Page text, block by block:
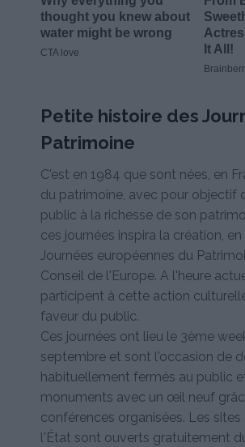
Petite histoire des
Patrimoine
C'est en 1984 que sont nées, en
du patrimoine, avec pour objectif
public à la richesse de son
ces journées inspira la création, en
Journées européennes du
Conseil de l'Europe. A l'heure
participent à cette action
faveur du public.
Ces journées ont lieu le 3ème
septembre et sont l'occasion de
habituellement fermés au public
monuments avec un œil neuf
conférences organisées. Les
l'État sont ouverts gratuitement